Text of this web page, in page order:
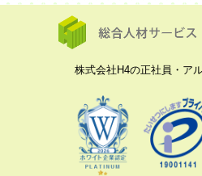
株式会社H4の正社員・ア